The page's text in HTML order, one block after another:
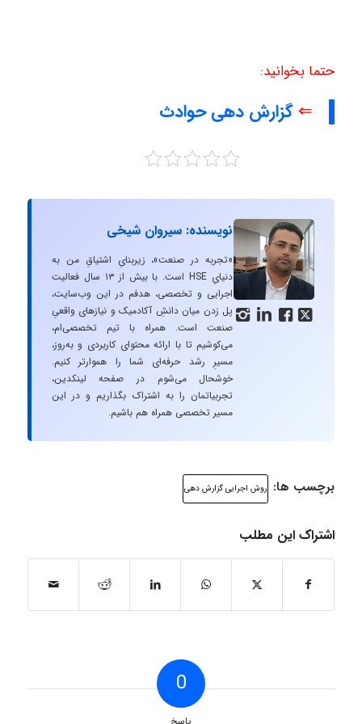
حتما بخوانید:
⇐ گزارش دهی حوادث
   
نویسنده: سیروان شیخی
«تجربه در صنعت»، زیربنایِ اشتیاقِ من به
دنیایِ HSE است. با بیش از ۱۳ سال فعالیت
اجرایی و تخصصی، هدفم در این وب‌سایت،
پل زدن میان دانشِ آکادمیک و نیازهای واقعیِ
صنعت است. همراه با تیم تخصصی‌ام،
می‌کوشیم تا با ارائه محتوای کاربردی و به‌روز،
مسیرِ رشد حرفه‌ای شما را هموارتر کنیم.
خوشحال می‌شوم در صفحه لینکدین،
تجربیاتمان را به اشتراک بگذاریم و در این
مسیر تخصصی همراه هم باشیم.
برچسب ها: روش اجرایی گزارش دهی
اشتراک این مطلب
0